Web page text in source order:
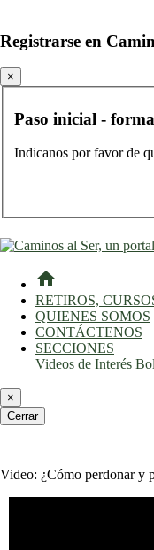
Registrarse en
×
Paso inicial -
Indicanos por favor de
home
RETIROS,
QUIENES SOMOS
CONTÁCTENOS
SECCIONES
Videos de Interés
×
Cerrar
Video: ¿Cómo perdonar y